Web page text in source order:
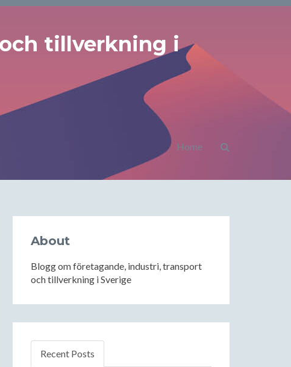
tillverkning i
Home
About
Blogg om företagande, industri, transport
och tillverkning i Sverige
Recent Posts